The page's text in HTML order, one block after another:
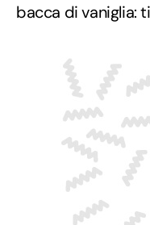
bacca di vaniglia: